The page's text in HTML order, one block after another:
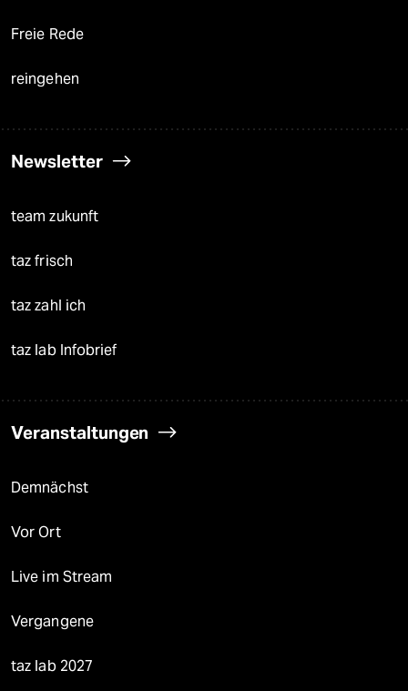
Freie Rede
reingehen
Newsletter
team zukunft
taz frisch
taz zahl ich
taz lab Infobrief
Veranstaltungen
Demnächst
Vor Ort
Live im Stream
Vergangene
taz lab 2027